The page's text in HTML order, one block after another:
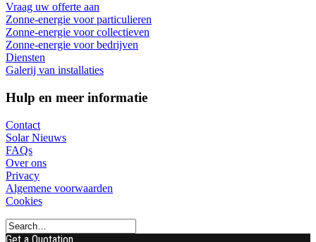
Vraag uw offerte aan
Zonne-energie voor particulieren
Zonne-energie voor collectieven
Zonne-energie voor bedrijven
Diensten
Galerij van installaties
Hulp en meer informatie
Contact
Solar Nieuws
FAQs
Over ons
Privacy
Algemene voorwaarden
Cookies